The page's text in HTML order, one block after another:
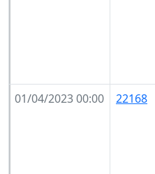
01/04/2023 00:00
22168